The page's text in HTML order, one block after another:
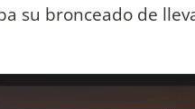
su bronceado de